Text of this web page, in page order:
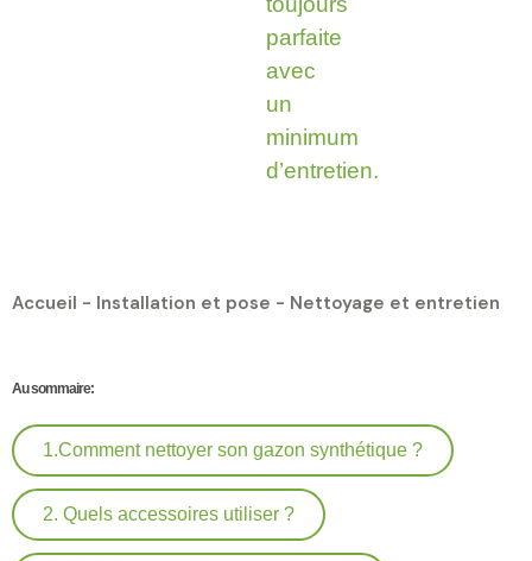
parfaite
avec
un
minimum
d’entretien.
Accueil - Installation et pose - Nettoyage et entretien
Au sommaire:
1.Comment nettoyer son gazon synthétique ?
2. Quels accessoires utiliser ?